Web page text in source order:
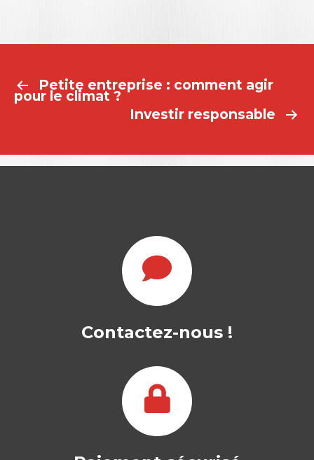
NAVIGATION
Petite entreprise : comment agir
pour le climat ?
Investir responsable
Contactez-nous !